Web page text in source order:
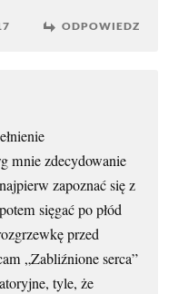
ODPOWIEDZ
mnie zdecydowanie
zapoznać się z
sięgać po płód
przed
„Zabliźnione serca”
tyle, że